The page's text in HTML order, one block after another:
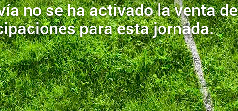
no se ha activado la venta de
para esta jornada.